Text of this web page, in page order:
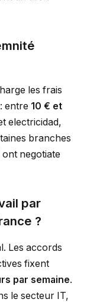
les frais
entre 10 € et
electricidad,
branches
negotiate
par
?
Les accords
fixent
par semaine.
le secteur IT,